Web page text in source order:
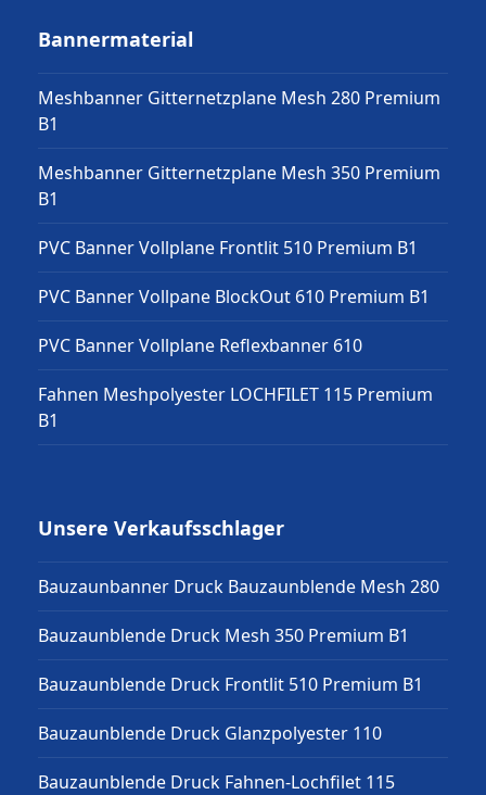
Bannermaterial
Meshbanner Gitternetzplane Mesh 280 Premium
B1
Meshbanner Gitternetzplane Mesh 350 Premium
B1
PVC Banner Vollplane Frontlit 510 Premium B1
PVC Banner Vollpane BlockOut 610 Premium B1
PVC Banner Vollplane Reflexbanner 610
Fahnen Meshpolyester LOCHFILET 115 Premium
B1
Unsere Verkaufsschlager
Bauzaunbanner Druck Bauzaunblende Mesh 280
Bauzaunblende Druck Mesh 350 Premium B1
Bauzaunblende Druck Frontlit 510 Premium B1
Bauzaunblende Druck Glanzpolyester 110
Bauzaunblende Druck Fahnen-Lochfilet 115